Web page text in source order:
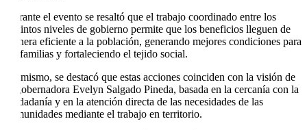
Durante el evento se resaltó que el trabajo coordinado entre los
distintos niveles de gobierno permite que los beneficios lleguen de
manera eficiente a la población, generando mejores condiciones para
las familias y fortaleciendo el tejido social.
Asimismo, se destacó que estas acciones coinciden con la visión de
la gobernadora Evelyn Salgado Pineda, basada en la cercanía con la
ciudadanía y en la atención directa de las necesidades de las
comunidades mediante el trabajo en territorio.